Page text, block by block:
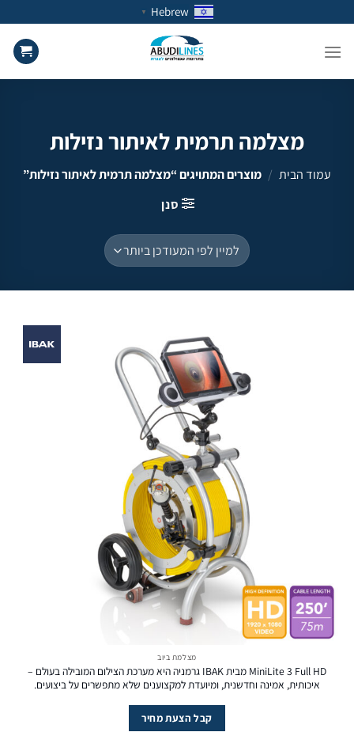
to
content
Hebrew
▼
מצלמה תרמית לאיתור נזילות
עמוד הבית / מוצרים המתויגים “מצלמה תרמית לאיתור נזילות”
סנן
מצלמת ביוב
MiniLite 3 Full HD מבית IBAK גרמניה היא מערכת הצילום המובילה בעולם –
איכותית, אמינה וחדשנית, ומיועדת למקצוענים שלא מתפשרים על ביצועים.
קבל הצעת מחיר